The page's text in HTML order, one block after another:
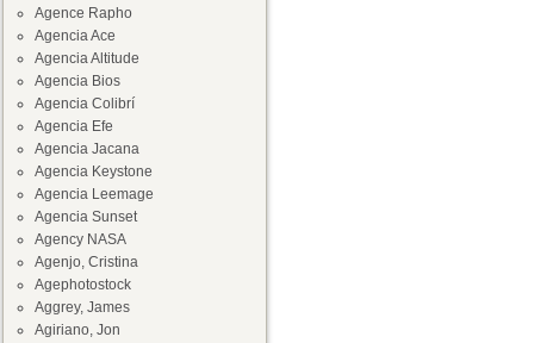
Agence Rapho
Agencia Ace
Agencia Altitude
Agencia Bios
Agencia Colibrí
Agencia Efe
Agencia Jacana
Agencia Keystone
Agencia Leemage
Agencia Sunset
Agency NASA
Agenjo, Cristina
Agephotostock
Aggrey, James
Agiriano, Jon